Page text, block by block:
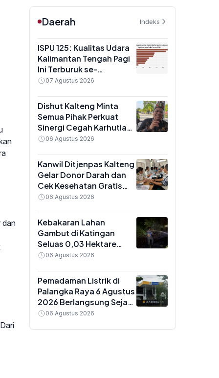
dan
Daerah Indeks
ISPU 125: Kualitas Udara
Kalimantan Tengah Pagi
Ini Terburuk se-
Indonesia, Masuk
07 Agustus 2026
Dishut Kalteng Minta
Semua Pihak Perkuat
Sinergi Cegah Karhutla
Saat Puncak Musim
06 Agustus 2026
Kanwil Ditjenpas Kalteng
Gelar Donor Darah dan
Cek Kesehatan Gratis
untuk Pegawai,
Darah
06 Agustus 2026
Kebakaran Lahan
Gambut di Katingan
Seluas 0,03 Hektare
Berhasil Dipadamkan Tim
Kalteng
06 Agustus 2026
Pemadaman Listrik di
Palangka Raya 6 Agustus
2026 Berlangsung Sejak
Pagi, Ini Daftar Wilayah
06 Agustus 2026